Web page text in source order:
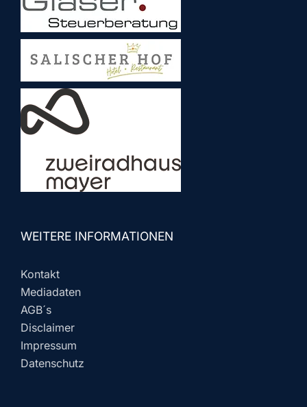
WEITERE INFORMATIONEN
Kontakt
Mediadaten
AGB´s
Disclaimer
Impressum
Datenschutz